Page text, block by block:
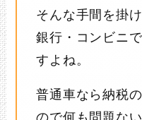
そんな手間を掛
銀行・コンビニ
すよね。
普通車なら納税